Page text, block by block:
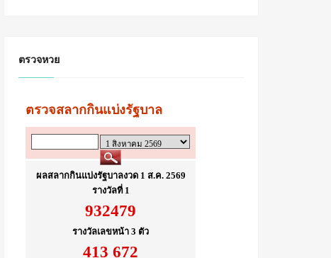
ตรวจหวย